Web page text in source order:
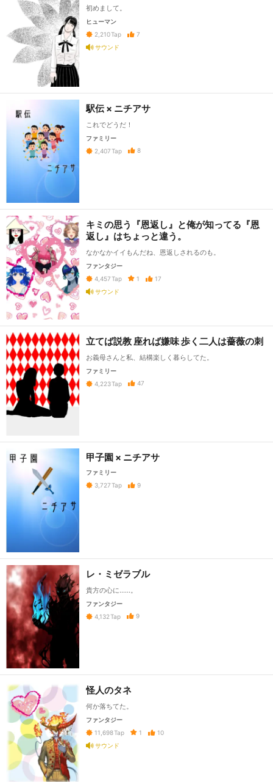
初めまして。
ヒューマン
2,210Tap
7
サウンド
駅伝 × ニチアサ
これでどうだ！
ファミリー
2,407 Tap 8
キミの思う『恩返し』と俺が知ってる『恩
返し』はちょっと違う。
なかなかイイもんだね、恩返しされるのも。
ファンタジー
4,457 Tap 1
17
サウンド
立てば説教 座れば嫌味 歩く二人は薔薇の刺
お義母さんと私、結構楽しく暮らしてた。
ファミリー
4,223Tap 47
甲子園 × ニチアサ
ファミリー
3,727 Tap 9
レ・ミゼラブル
貴方の心に……。
ファンタジー
4,132 Tap 9
怪人のタネ
何か落ちてた。
ファンタジー
11,698Tap 1
10
サウンド